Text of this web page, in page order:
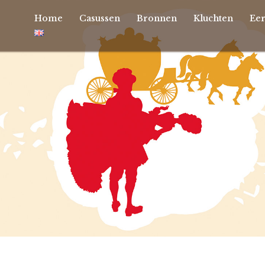
Home Casussen Bronnen Kluchten Eer